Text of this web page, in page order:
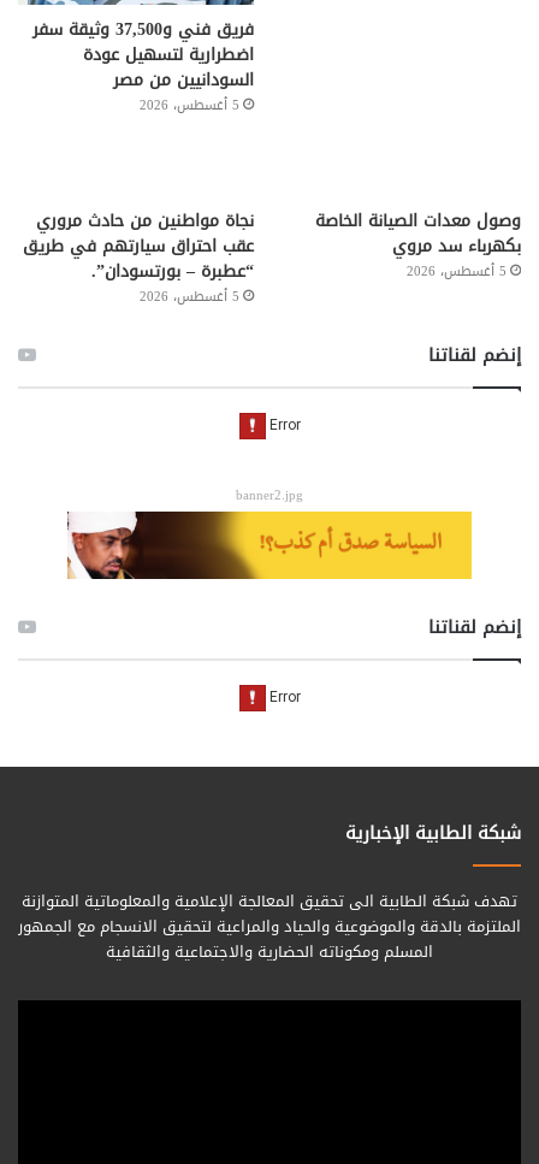
فريق فني و37,500 وثيقة سفر
اضطرارية لتسهيل عودة
السودانيين من مصر
5 أغسطس، 2026
وصول معدات الصيانة الخاصة
بكهرباء سد مروي
5 أغسطس، 2026
نجاة مواطنين من حادث مروري
عقب احتراق سيارتهم في طريق
“عطبرة – بورتسودان”.
5 أغسطس، 2026
إنضم لقناتنا
banner2.jpg
إنضم لقناتنا
شبكة الطابية الإخبارية
تهدف شبكة الطابية الى تحقيق المعالجة الإعلامية والمعلوماتية المتوازنة
الملتزمة بالدقة والموضوعية والحياد والمراعية لتحقيق الانسجام مع الجمهور
المسلم ومكوناته الحضارية والاجتماعية والثقافية